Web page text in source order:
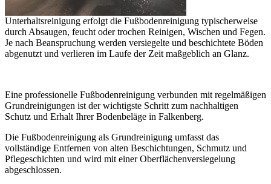
Unterhaltsreinigung erfolgt die Fußbodenreinigung typischerweise
durch Absaugen, feucht oder trochen Reinigen, Wischen und Fegen.
Je nach Beanspruchung werden versiegelte und beschichtete Böden
abgenutzt und verlieren im Laufe der Zeit maßgeblich an Glanz.
Eine professionelle Fußbodenreinigung verbunden mit regelmäßigen
Grundreinigungen ist der wichtigste Schritt zum nachhaltigen
Schutz und Erhalt Ihrer Bodenbeläge in Falkenberg.
Die Fußbodenreinigung als Grundreinigung umfasst das
vollständige Entfernen von alten Beschichtungen, Schmutz und
Pflegeschichten und wird mit einer Oberflächenversiegelung
abgeschlossen.